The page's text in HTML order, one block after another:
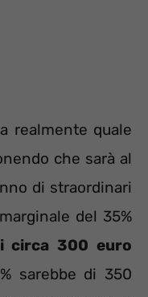
realmente quale
che sarà al
di straordinari
del 35%
circa 300 euro
sarebbe di 350